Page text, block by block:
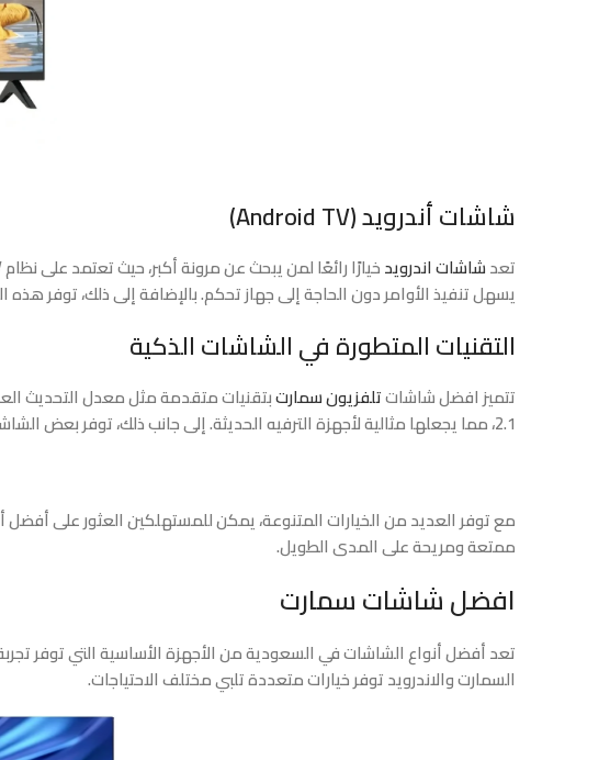
شاشات أندرويد (Android TV)
تعدشاشات اندرويد
يسهل تنفيذ الأوامر دون الحاجة إلى جهاز تحكم. بالإضافة إلى ذلك،
التقنيات المتطورة في الشاشات الذكية
تتميز افضل شاشاتتلفزيون سمارت
2.1، مما يجعلها مثالية لأجهزة الترفيه الحديثة. إلى جانب ذلك، توفر بعض الشاشات ميزات الذكاء الاصطناعي والتعرف الصوتي لتجربة أكثر تفاعلية وسهولة في الاستخدام.
مع توفر العديد من الخيارات المتنوعة، يمكن للمستهلكين العثور على
ممتعة ومريحة على المدى الطويل.
افضل شاشات سمارت
تعد أفضل أنواع الشاشات في السعودية من الأجهزة الأساسية التي توفر
السمارت والاندرويد توفر خيارات متعددة تلبي مختلف الاحتياجات.